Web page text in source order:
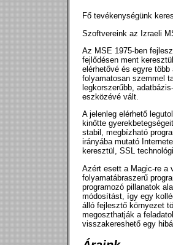
Fő tevékenységünk
Szoftvereink az Izraeli
Az MSE 1975-ben
fejlődésen ment
elérhetővé és egyre
folyamatosan szemmel
legkorszerűbb,
eszközévé vált.
A jelenleg elérhető
kinőtte
stabil, megbízható
irányába mutató
keresztül, SSL
Azért esett a Magic-re a
folyamatábraszerű
programozó pillanatok
módosítást, így egy
álló fejlesztő környezet
megoszthatják a
visszakereshető egy